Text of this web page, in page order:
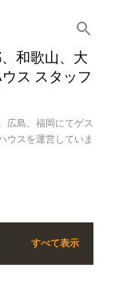
ツに移動
和歌山、大
ス スタッフ
広島、福岡にてゲス
ウスを運営していま
すべて表示